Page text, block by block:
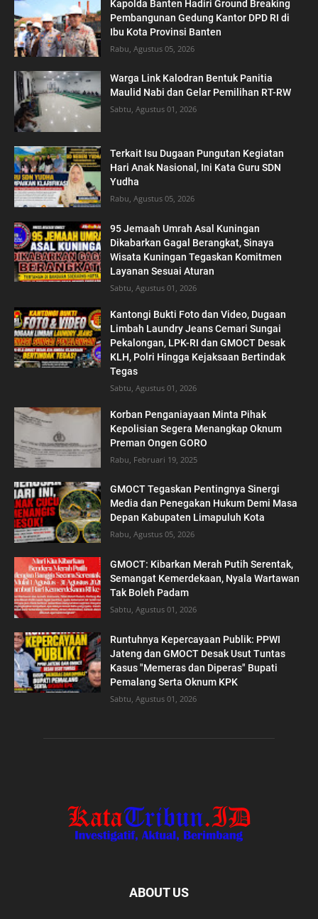
Kapolda Banten Hadiri Ground Breaking
Pembangunan Gedung Kantor DPD RI di
Ibu Kota Provinsi Banten
Rabu, Agustus 05, 2026
Warga Link Kalodran Bentuk Panitia
Maulid Nabi dan Gelar Pemilihan RT-RW
Sabtu, Agustus 01, 2026
Terkait Isu Dugaan Pungutan Kegiatan
Hari Anak Nasional, Ini Kata Guru SDN
Yudha
Rabu, Agustus 05, 2026
95 Jemaah Umrah Asal Kuningan
Dikabarkan Gagal Berangkat, Sinaya
Wisata Kuningan Tegaskan Komitmen
Layanan Sesuai Aturan
Sabtu, Agustus 01, 2026
Kantongi Bukti Foto dan Video, Dugaan
Limbah Laundry Jeans Cemari Sungai
Pekalongan, LPK-RI dan GMOCT Desak
KLH, Polri Hingga Kejaksaan Bertindak
Tegas
Sabtu, Agustus 01, 2026
Korban Penganiayaan Minta Pihak
Kepolisian Segera Menangkap Oknum
Preman Ongen GORO
Rabu, Februari 19, 2025
GMOCT Tegaskan Pentingnya Sinergi
Media dan Penegakan Hukum Demi Masa
Depan Kabupaten Limapuluh Kota
Rabu, Agustus 05, 2026
GMOCT: Kibarkan Merah Putih Serentak,
Semangat Kemerdekaan, Nyala Wartawan
Tak Boleh Padam
Sabtu, Agustus 01, 2026
Runtuhnya Kepercayaan Publik: PPWI
Jateng dan GMOCT Desak Usut Tuntas
Kasus "Memeras dan Diperas" Bupati
Pemalang Serta Oknum KPK
Sabtu, Agustus 01, 2026
ABOUT US